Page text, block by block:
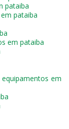
pataiba
pataiba
em pataiba
em